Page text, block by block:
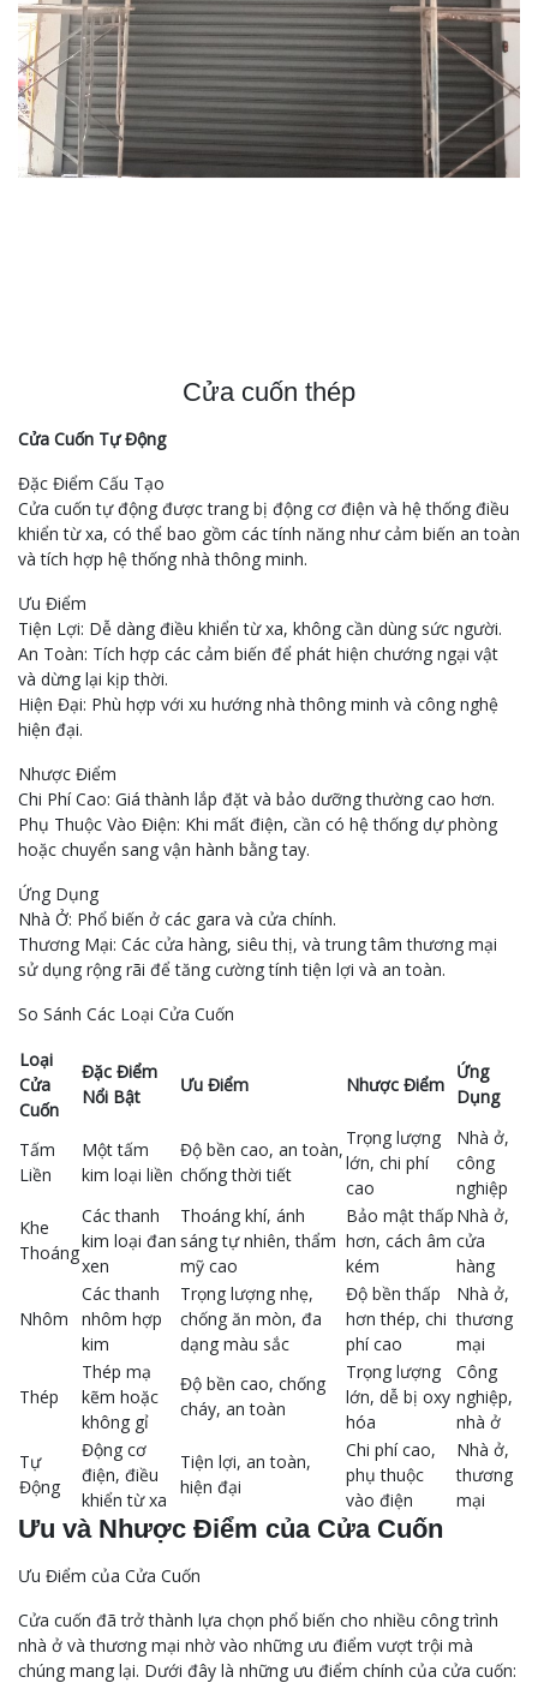
Cửa cuốn thép
Cửa Cuốn Tự Động
Đặc Điểm Cấu Tạo
Cửa cuốn tự động được trang bị động cơ điện và hệ thống điều
khiển từ xa, có thể bao gồm các tính năng như cảm biến an toàn
và tích hợp hệ thống nhà thông minh.
Ưu Điểm
Tiện Lợi: Dễ dàng điều khiển từ xa, không cần dùng sức người.
An Toàn: Tích hợp các cảm biến để phát hiện chướng ngại vật
và dừng lại kịp thời.
Hiện Đại: Phù hợp với xu hướng nhà thông minh và công nghệ
hiện đại.
Nhược Điểm
Chi Phí Cao: Giá thành lắp đặt và bảo dưỡng thường cao hơn.
Phụ Thuộc Vào Điện: Khi mất điện, cần có hệ thống dự phòng
hoặc chuyển sang vận hành bằng tay.
Ứng Dụng
Nhà Ở: Phổ biến ở các gara và cửa chính.
Thương Mại: Các cửa hàng, siêu thị, và trung tâm thương mại
sử dụng rộng rãi để tăng cường tính tiện lợi và an toàn.
So Sánh Các Loại Cửa Cuốn
Loại
Cửa
Cuốn
Đặc Điểm
Nổi Bật
Ưu Điểm Nhược Điểm
Ứng
Dụng
Tấm
Liền
Một tấm
kim loại liền
Độ bền cao, an toàn,
chống thời tiết
Trọng lượng
lớn, chi phí
cao
Nhà ở,
công
nghiệp
Khe
Thoáng
Các thanh
kim loại đan
xen
Thoáng khí, ánh
sáng tự nhiên, thẩm
mỹ cao
Bảo mật thấp
hơn, cách âm
kém
Nhà ở,
cửa
hàng
Nhôm
Các thanh
nhôm hợp
kim
Trọng lượng nhẹ,
chống ăn mòn, đa
dạng màu sắc
Độ bền thấp
hơn thép, chi
phí cao
Nhà ở,
thương
mại
Thép
Thép mạ
kẽm hoặc
không gỉ
Độ bền cao, chống
cháy, an toàn
Trọng lượng
lớn, dễ bị oxy
hóa
Công
nghiệp,
nhà ở
Tự
Động
Động cơ
điện, điều
khiển từ xa
Tiện lợi, an toàn,
hiện đại
Chi phí cao,
phụ thuộc
vào điện
Nhà ở,
thương
mại
Ưu và Nhược Điểm của Cửa Cuốn
Ưu Điểm của Cửa Cuốn
Cửa cuốn đã trở thành lựa chọn phổ biến cho nhiều công trình
nhà ở và thương mại nhờ vào những ưu điểm vượt trội mà
chúng mang lại. Dưới đây là những ưu điểm chính của cửa cuốn: